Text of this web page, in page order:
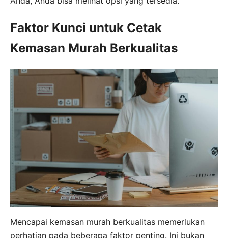
Faktor Kunci untuk Cetak
Kemasan Murah Berkualitas
Mencapai kemasan murah berkualitas memerlukan
perhatian pada beberapa faktor penting. Ini bukan